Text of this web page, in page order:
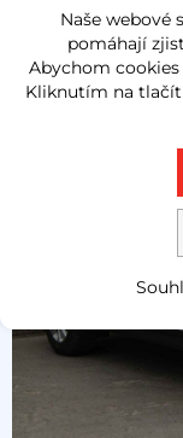
Naše webové
pomáhají
Abychom
Kliknutím na